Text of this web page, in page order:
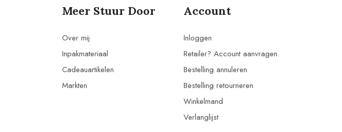
Meer Stuur Door
Over mij
Inpakmateriaal
Cadeauartikelen
Markten
Account
Inloggen
Retailer? Account aanvragen.
Bestelling annuleren
Bestelling retourneren
Winkelmand
Verlanglijst